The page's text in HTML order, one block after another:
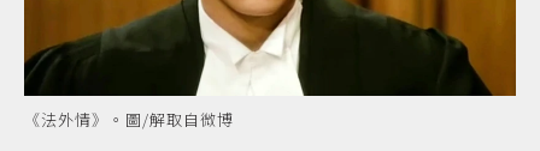
《法外情》。圖/解取自微博